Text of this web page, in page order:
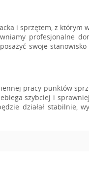
i sprzętem, z którym
profesjonalne
swoje
pracy punktów
szybciej i
działał stabilnie,